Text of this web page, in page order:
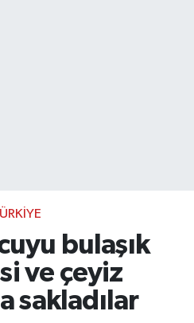
bulaşık
ve çeyiz
sakladılar